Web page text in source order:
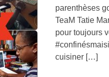
parenthèses
TeaM Tatie
pour toujours
cuisiner […]